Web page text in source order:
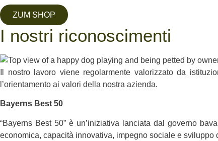
ZUM SHOP
I nostri riconoscimenti
Il nostro lavoro viene regolarmente valorizzato da
l’orientamento ai valori della nostra azienda.
Bayerns Best 50
“Bayerns Best 50” è un’iniziativa lanciata dal governo
economica, capacità innovativa, impegno sociale e sviluppo